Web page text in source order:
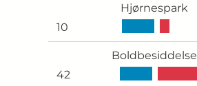
Hjørnespark
10
Boldbesiddelse
42